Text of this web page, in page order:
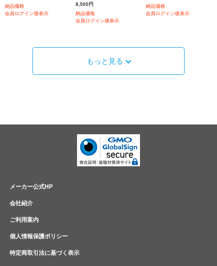
納品価格
会員ログイン後表示
8,500円
納品価格
会員ログイン後表示
納品価格
会員ログイン後表示
もっと見る
メーカー公式HP
会社紹介
ご利用案内
個人情報保護ポリシー
特定商取引法に基づく表示